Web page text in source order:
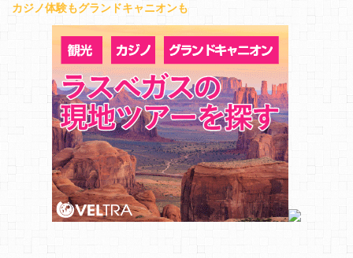
カジノ体験もグランドキャニオンも